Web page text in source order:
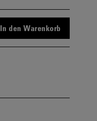
In den Warenkorb